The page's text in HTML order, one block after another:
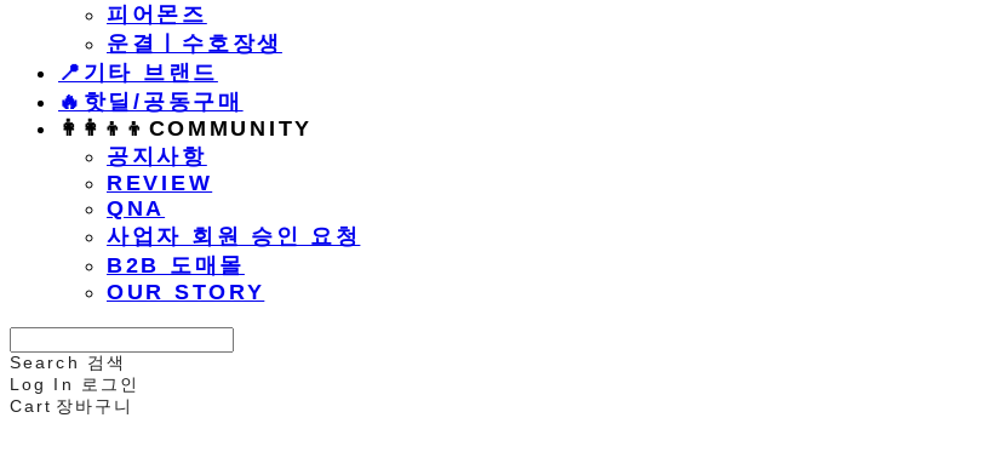
피어몬즈
운결ㅣ수호장생
📍기타 브랜드
🔥핫딜/공동구매
👩‍👩‍👦‍👦COMMUNITY
공지사항
REVIEW
QNA
사업자 회원 승인 요청
B2B 도매몰
OUR STORY
Search
검색
Log In
로그인
Cart 장바구니